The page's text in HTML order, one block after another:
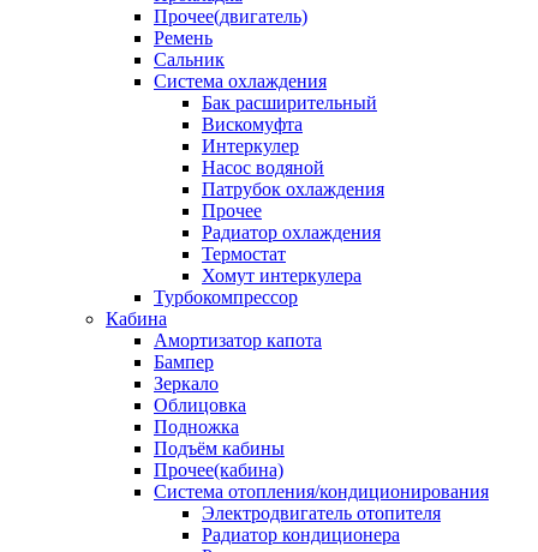
Прочее(двигатель)
Ремень
Сальник
Система охлаждения
Бак расширительный
Вискомуфта
Интеркулер
Насос водяной
Патрубок охлаждения
Прочее
Радиатор охлаждения
Термостат
Хомут интеркулера
Турбокомпрессор
Кабина
Амортизатор капота
Бампер
Зеркало
Облицовка
Подножка
Подъём кабины
Прочее(кабина)
Система отопления/кондиционирования
Электродвигатель отопителя
Радиатор кондиционера